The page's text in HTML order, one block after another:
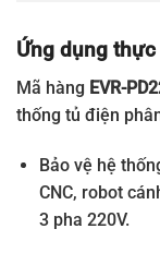
Ứng dụng thực
Mã hàng EVR-
thống tủ điện
Bảo vệ hệ
CNC, robot
3 pha 220V.